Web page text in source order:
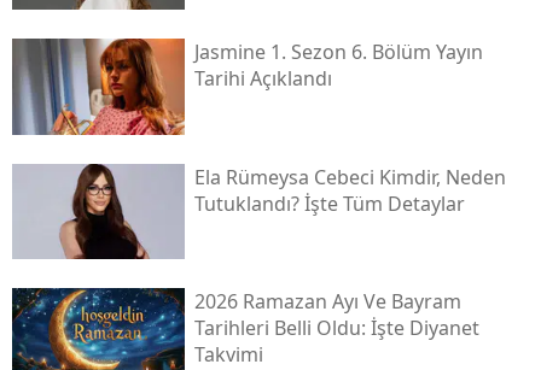
Jasmine 1. Sezon 6. Bölüm Yayın
Tarihi Açıklandı
Ela Rümeysa Cebeci Kimdir, Neden
Tutuklandı? İşte Tüm Detaylar
2026 Ramazan Ayı Ve Bayram
Tarihleri Belli Oldu: İşte Diyanet
Takvimi